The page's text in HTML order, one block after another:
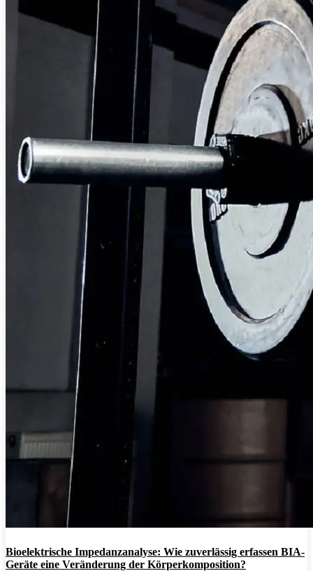
Bioelektrische Impedanzanalyse: Wie zuverlässig erfassen BIA-
Geräte eine Veränderung der Körperkomposition?